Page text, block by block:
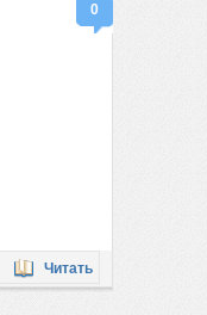
0
Читать